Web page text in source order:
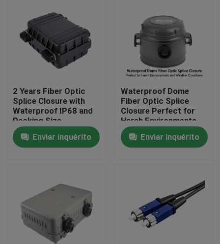
Produtos
Sobre nós
2 Years Fiber Optic
Splice Closure with
Waterproof IP68 and
Packing Size
300*235*100mm
Enviar inquérito
Waterproof Dome
Fiber Optic Splice
Closure Perfect for
Harsh Environments
and Weather
ConditionsEnviar inquérito